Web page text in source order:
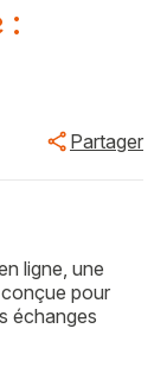
:
Partager
ligne, une
pour
échanges